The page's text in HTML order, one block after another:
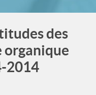
des
organique
2014